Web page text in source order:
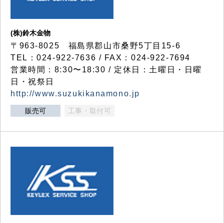
(株)鈴木金物
〒963-8025 福島県郡山市桑野5丁目15-6
TEL：024-922-7636 / FAX：024-922-7694
営業時間：8:30〜18:30 / 定休日：土曜日・日曜
日・祝祭日
http://www.suzukikanamono.jp
販売可 工事・取付可